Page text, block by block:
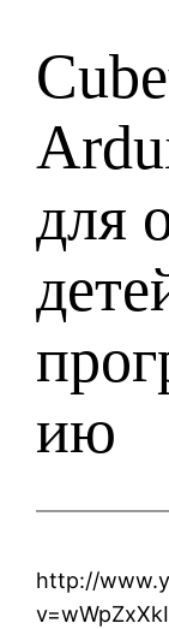
для
ию
http://